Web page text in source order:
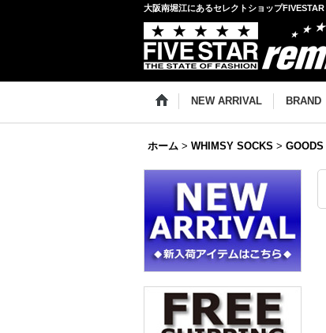
大阪南堀江にあるセレクトショップFIVESTAR
NEW ARRIVAL BRAND
ホーム > WHIMSY SOCKS > GOODS